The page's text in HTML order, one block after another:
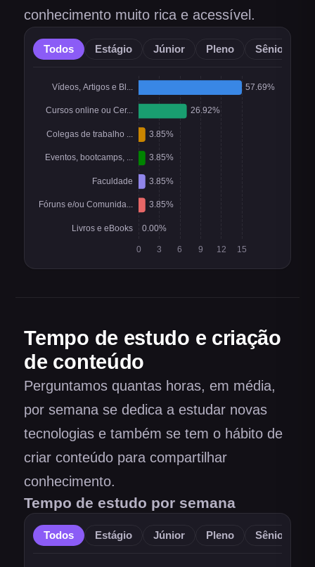
conhecimento muito rica e acessível.
Todos Estágio Júnior Pleno Sênior
Tempo de estudo e criação
de conteúdo
Perguntamos quantas horas, em média,
por semana se dedica a estudar novas
tecnologias e também se tem o hábito de
criar conteúdo para compartilhar
conhecimento.
Tempo de estudo por semana
Todos Estágio Júnior Pleno Sênior